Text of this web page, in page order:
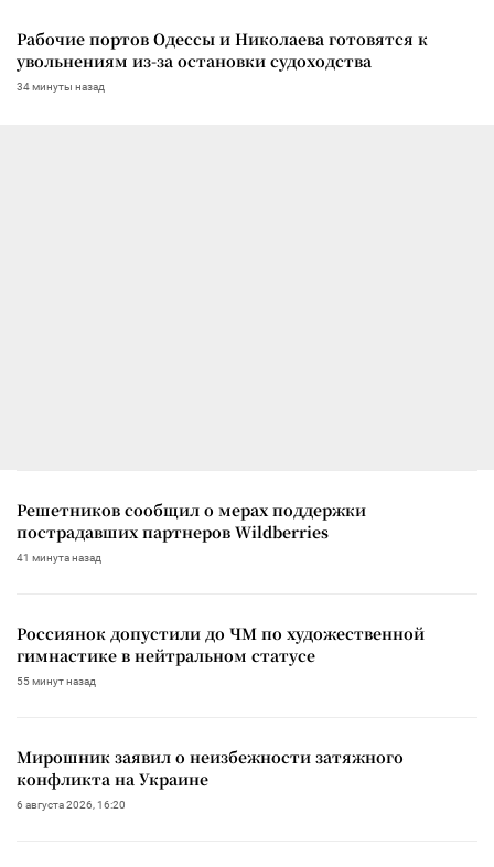
Рабочие портов Одессы и Николаева готовятся к
увольнениям из-за остановки судоходства
34 минуты назад
Решетников сообщил о мерах поддержки
пострадавших партнеров Wildberries
41 минута назад
Россиянок допустили до ЧМ по художественной
гимнастике в нейтральном статусе
55 минут назад
Мирошник заявил о неизбежности затяжного
конфликта на Украине
6 августа 2026, 16:20